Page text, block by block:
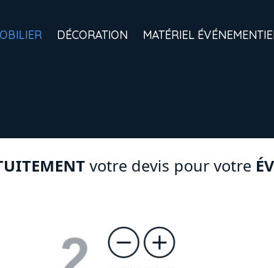
DÉCORATION MATÉRIEL
votre devis pour votre